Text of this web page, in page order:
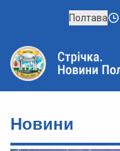
Полтава
Новини